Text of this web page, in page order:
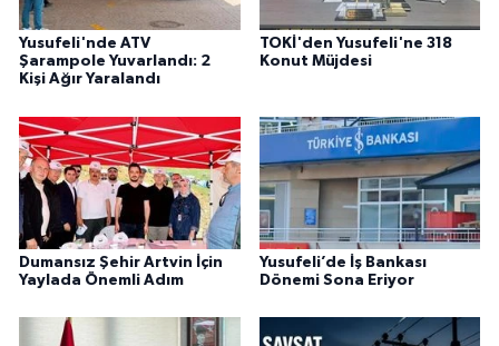
Yusufeli'nde ATV
Şarampole Yuvarlandı: 2
Kişi Ağır Yaralandı
TOKİ'den Yusufeli'ne 318
Konut Müjdesi
Dumansız Şehir Artvin İçin
Yaylada Önemli Adım
Yusufeli’de İş Bankası
Dönemi Sona Eriyor